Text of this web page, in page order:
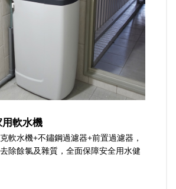
軟水機
軟水機+不鏽鋼過濾器+前置過濾器，
除餘氯及雜質，全面保障安全用水健